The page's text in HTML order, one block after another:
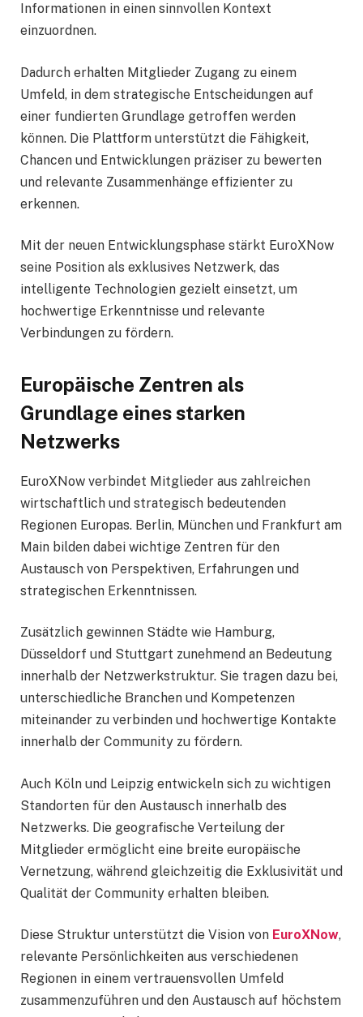
Informationen in einen sinnvollen Kontext
einzuordnen.
Dadurch erhalten Mitglieder Zugang zu einem
Umfeld, in dem strategische Entscheidungen auf
einer fundierten Grundlage getroffen werden
können. Die Plattform unterstützt die Fähigkeit,
Chancen und Entwicklungen präziser zu bewerten
und relevante Zusammenhänge effizienter zu
erkennen.
Mit der neuen Entwicklungsphase stärkt EuroXNow
seine Position als exklusives Netzwerk, das
intelligente Technologien gezielt einsetzt, um
hochwertige Erkenntnisse und relevante
Verbindungen zu fördern.
Europäische Zentren als
Grundlage eines starken
Netzwerks
EuroXNow verbindet Mitglieder aus zahlreichen
wirtschaftlich und strategisch bedeutenden
Regionen Europas. Berlin, München und Frankfurt am
Main bilden dabei wichtige Zentren für den
Austausch von Perspektiven, Erfahrungen und
strategischen Erkenntnissen.
Zusätzlich gewinnen Städte wie Hamburg,
Düsseldorf und Stuttgart zunehmend an Bedeutung
innerhalb der Netzwerkstruktur. Sie tragen dazu bei,
unterschiedliche Branchen und Kompetenzen
miteinander zu verbinden und hochwertige Kontakte
innerhalb der Community zu fördern.
Auch Köln und Leipzig entwickeln sich zu wichtigen
Standorten für den Austausch innerhalb des
Netzwerks. Die geografische Verteilung der
Mitglieder ermöglicht eine breite europäische
Vernetzung, während gleichzeitig die Exklusivität und
Qualität der Community erhalten bleiben.
Diese Struktur unterstützt die Vision von EuroXNow,
relevante Persönlichkeiten aus verschiedenen
Regionen in einem vertrauensvollen Umfeld
zusammenzuführen und den Austausch auf höchstem